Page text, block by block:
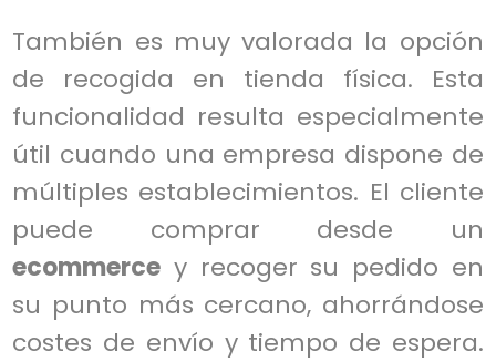
También es muy valorada la opción
de recogida en tienda física. Esta
funcionalidad resulta especialmente
útil cuando una empresa dispone de
múltiples establecimientos. El cliente
puede comprar desde un
ecommerce y recoger su pedido en
su punto más cercano, ahorrándose
costes de envío y tiempo de espera.